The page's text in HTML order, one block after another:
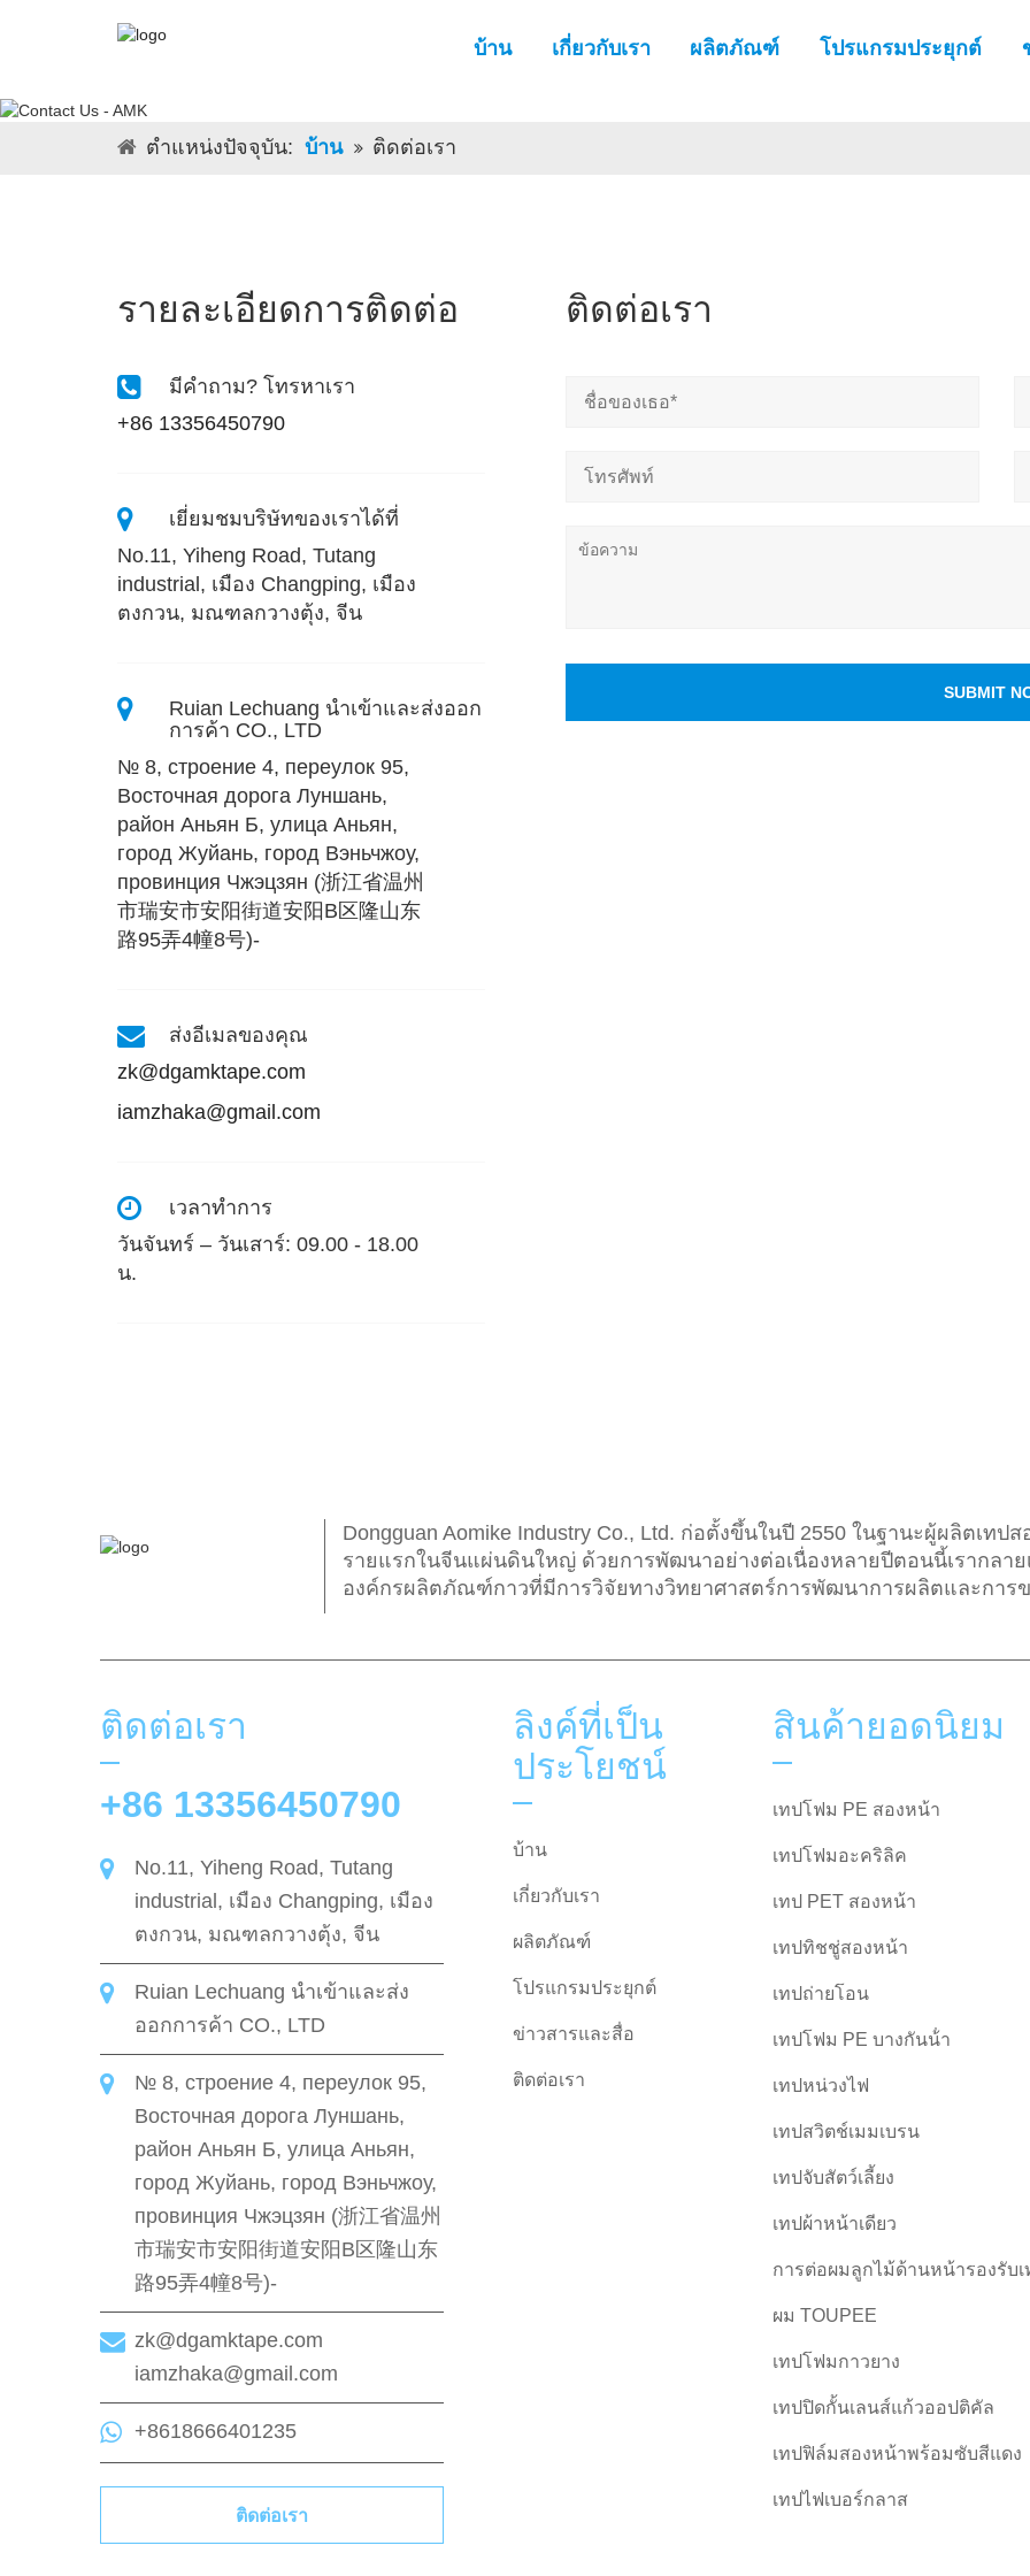
บ้าน เกี่ยวกับเรา ผลิตภัณฑ์ โปรแกรมประยุกต์
ตําแหน่งปัจจุบัน: บ้าน ติดต่อเรา
รายละเอียดการติดต่อ
มีคําถาม? โทรหาเรา
+86 13356450790
เยี่ยมชมบริษัทของเราได้ที่
No.11, Yiheng Road, Tutang
industrial, เมือง Changping, เมือง
ตงกวน, มณฑลกวางตุ้ง, จีน
Ruian Lechuang นําเข้าและส่งออก
การค้า CO., LTD
№ 8, строение 4, переулок 95,
Восточная дорога Луншань,
район Аньян Б, улица Аньян,
город Жуйань, город Вэньчжоу,
провинция Чжэцзян (浙江省温州
市瑞安市安阳街道安阳B区隆山东
路95弄4幢8号)-
ส่งอีเมลของคุณ
zk@dgamktape.com
iamzhaka@gmail.com
เวลาทําการ
วันจันทร์ – วันเสาร์: 09.00 - 18.00
น.
ติดต่อเรา
Dongguan Aomike Industry Co., Ltd. ก่อตั้งขึ้นในปี 2550 ในฐานะผู้ผลิตเทปส
รายแรกในจีนแผ่นดินใหญ่ ด้วยการพัฒนาอย่างต่อเนื่องหลายปีตอนนี้เรากลาย
องค์กรผลิตภัณฑ์กาวที่มีการวิจัยทางวิทยาศาสตร์การพัฒนาการผลิตและการ
ติดต่อเรา
+86 13356450790
No.11, Yiheng Road, Tutang
industrial, เมือง Changping, เมือง
ตงกวน, มณฑลกวางตุ้ง, จีน
Ruian Lechuang นําเข้าและส่ง
ออกการค้า CO., LTD
№ 8, строение 4, переулок 95,
Восточная дорога Луншань,
район Аньян Б, улица Аньян,
город Жуйань, город Вэньчжоу,
провинция Чжэцзян (浙江省温州
市瑞安市安阳街道安阳B区隆山东
路95弄4幢8号)-
zk@dgamktape.com
iamzhaka@gmail.com
+8618666401235
ติดต่อเรา
ลิงค์ที่เป็น
ประโยชน์
บ้าน
เกี่ยวกับเรา
ผลิตภัณฑ์
โปรแกรมประยุกต์
ข่าวสารและสื่อ
ติดต่อเรา
สินค้ายอดนิยม
เทปโฟม PE สองหน้า
เทปโฟมอะคริลิค
เทป PET สองหน้า
เทปทิชชู่สองหน้า
เทปถ่ายโอน
เทปโฟม PE บางกันน้ํา
เทปหน่วงไฟ
เทปสวิตช์เมมเบรน
เทปจับสัตว์เลี้ยง
เทปผ้าหน้าเดียว
การต่อผมลูกไม้ด้านหน้ารองรับเ
ผม TOUPEE
เทปโฟมกาวยาง
เทปปิดกั้นเลนส์แก้วออปติคัล
เทปฟิล์มสองหน้าพร้อมซับสีแดง
เทปไฟเบอร์กลาส